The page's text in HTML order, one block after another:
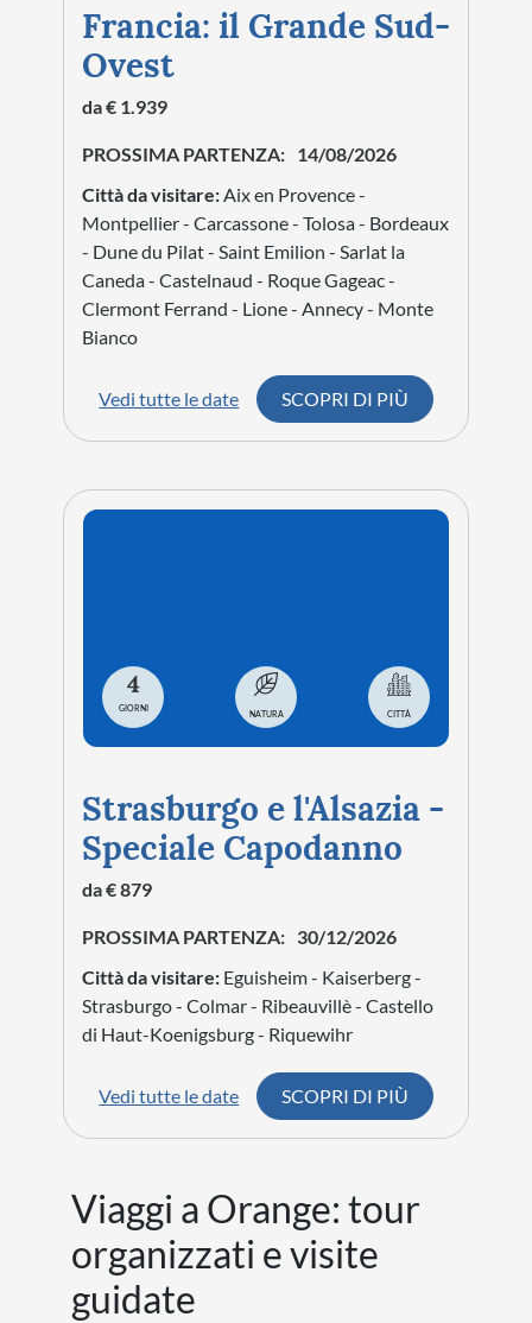
Francia: il Grande Sud-
Ovest
da € 1.939
PROSSIMA PARTENZA: 14/08/2026
Città da visitare:Aix en Provence -
Montpellier - Carcassone - Tolosa - Bordeaux
- Dune du Pilat - Saint Emilion - Sarlat la
Caneda - Castelnaud - Roque Gageac -
Clermont Ferrand - Lione - Annecy - Monte
Bianco
Vedi tutte le date SCOPRI DI PIÙ
4
GIORNI
NATURA CITTÀ
Strasburgo e l'Alsazia -
Speciale Capodanno
da € 879
PROSSIMA PARTENZA: 30/12/2026
Città da visitare: Eguisheim - Kaiserberg -
Strasburgo - Colmar - Ribeauvillè - Castello
di Haut-Koenigsburg - Riquewihr
Vedi tutte le date SCOPRI DI PIÙ
Viaggi a Orange: tour
organizzati e visite
guidate